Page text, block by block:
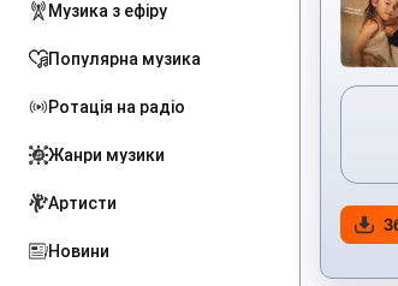
Музика з ефіру
Популярна музика
Ротація на радіо
Жанри музики
Артисти
Новини